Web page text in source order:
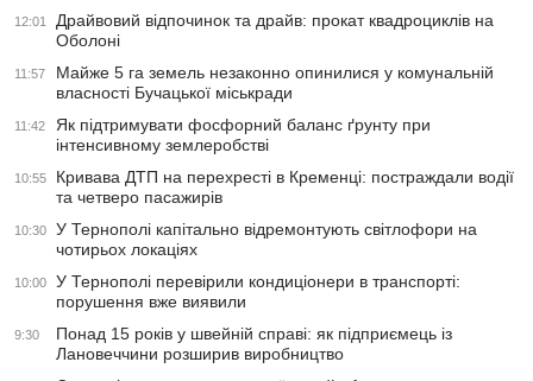
12:01
Драйвовий відпочинок та драйв: прокат квадроциклів на
Оболоні
11:57
Майже 5 га земель незаконно опинилися у комунальній
власності Бучацької міськради
11:42
Як підтримувати фосфорний баланс ґрунту при
інтенсивному землеробстві
10:55
Кривава ДТП на перехресті в Кременці: постраждали водії
та четверо пасажирів
10:30
У Тернополі капітально відремонтують світлофори на
чотирьох локаціях
10:00
У Тернополі перевірили кондиціонери в транспорті:
порушення вже виявили
9:30
Понад 15 років у швейній справі: як підприємець із
Лановеччини розширив виробництво